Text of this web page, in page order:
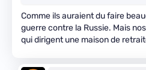
Comme ils auraient du faire
guerre contre la Russie. Mais
qui dirigent une maison de